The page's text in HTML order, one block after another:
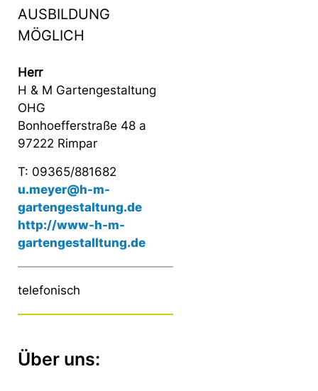
AUSBILDUNG
MÖGLICH
Herr
H & M Gartengestaltung
OHG
Bonhoefferstraße 48 a
97222 Rimpar
T: 09365/881682
u.meyer@h-m-
gartengestaltung.de
http://www-h-m-
gartengestalltung.de
telefonisch
Über uns: